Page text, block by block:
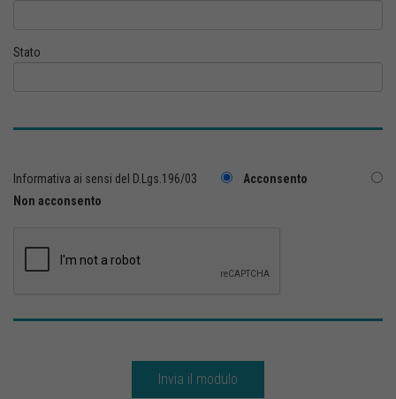
Stato
Informativa ai sensi del D.Lgs.196/03
Acconsento
Non acconsento
Invia il modulo